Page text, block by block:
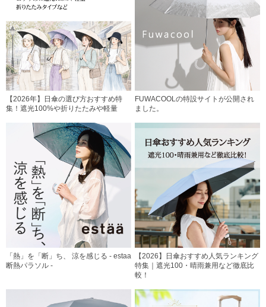
【2026年】日傘の選び方おすすめ特
集！遮光100%や折りたたみや軽量
FUWACOOLの特設サイトが公開され
ました。
「熱」を「断」ち、 涼を感じる - estaa
断熱パラソル -
【2026】日傘おすすめ人気ランキング
特集｜遮光100・晴雨兼用など徹底比
較！